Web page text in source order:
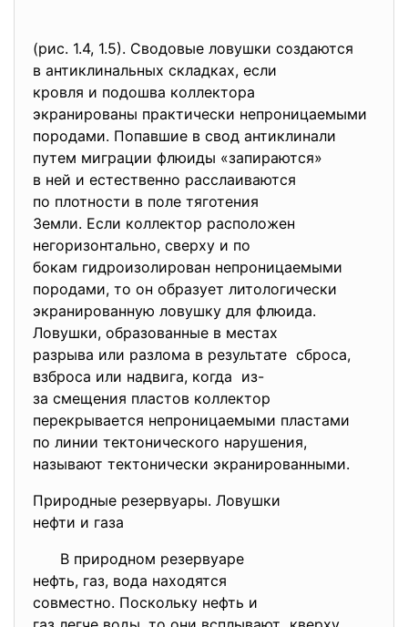
(рис. 1.4, 1.5). Сводовые ловушки создаются
в антиклинальных складках, если
кровля и подошва коллектора
экранированы практически непроницаемыми
породами. Попавшие в свод антиклинали
путем миграции флюиды «запираются»
в ней и естественно расслаиваются
по плотности в поле тяготения
Земли. Если коллектор расположен
негоризонтально, сверху и по
бокам гидроизолирован непроницаемыми
породами, то он образует литологически
экранированную ловушку для флюида.
Ловушки, образованные в местах
разрыва или разлома в результате сброса,
взброса или надвига, когда из-
за смещения пластов коллектор
перекрывается непроницаемыми пластами
по линии тектонического нарушения,
называют тектонически экранированными.
Природные резервуары. Ловушки
нефти и газа
В природном резервуаре
нефть, газ, вода находятся
совместно. Поскольку нефть и